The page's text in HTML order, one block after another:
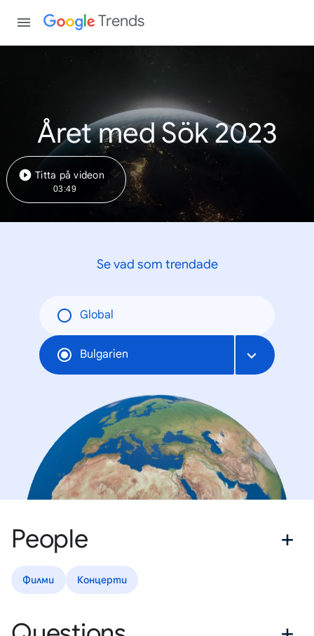
Trends
Året med Sök 2023
Titta på videon
03:49
Se vad som trendade
Global
Bulgarien
People
Филми Концерти